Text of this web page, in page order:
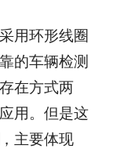
用环形线圈
的车辆检测
在方式两
用。但是这
主要体现